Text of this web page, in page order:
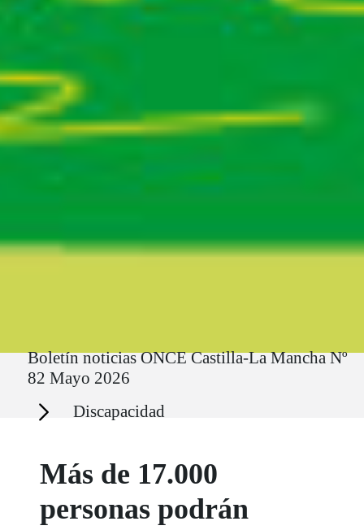
Boletín noticias ONCE Castilla-La Mancha Nº
82 Mayo 2026
Secciones Discapacidad
Más de 17.000
personas podrán